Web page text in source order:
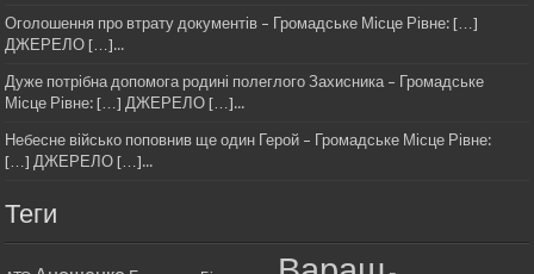
Оголошення про втрату документів – Громадське Місце Рівне: […]
ДЖЕРЕЛО […]...
Дуже потрібна допомога родині полеглого Захисника – Громадське
Місце Рівне: […] ДЖЕРЕЛО […]...
Небесне військо поповнив ще один Герой – Громадське Місце Рівне:
[…] ДЖЕРЕЛО […]...
Теги